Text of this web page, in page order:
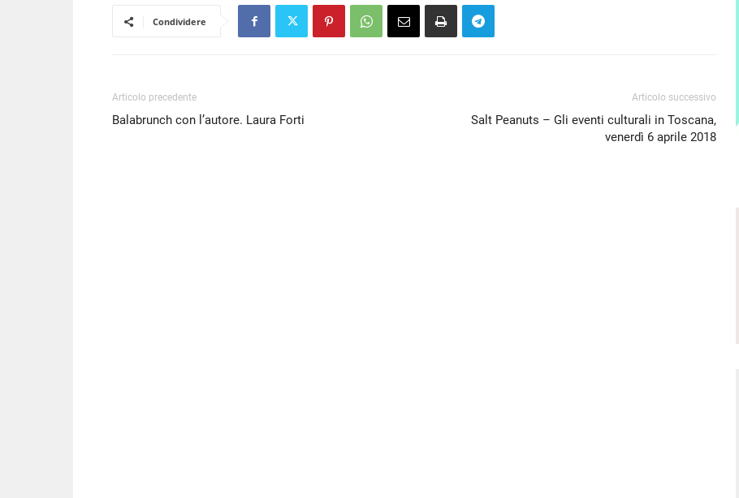
Condividere
Articolo precedente
Balabrunch con l’autore. Laura Forti
Articolo successivo
Salt Peanuts – Gli eventi culturali in Toscana,
venerdì 6 aprile 2018